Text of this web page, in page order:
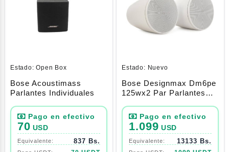
Estado:Open Box
Bose Acoustimass
Parlantes Individuales
70 USD
837 Bs.
Estado: Nuevo
Bose Designmax Dm6pe
125wx2 Par Parlantes
1.099 USD
13133 Bs.